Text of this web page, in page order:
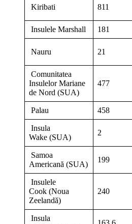
Kiribati 811
Insulele Marshall 181
Nauru 21
Comunitatea
Insulelor Mariane
de Nord (SUA)
477
Palau 458
Insula
Wake (SUA)
2
Samoa
Americană (SUA)
199
Insulele
Cook (Noua
Zeelandă)
240
Insula